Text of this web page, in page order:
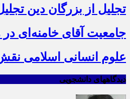
تجلیل از بزرگان دین
جامعیت آقای خامنه‌ای
علوم انسانی اسلامی نقش
دیدگاههای دانشجویی